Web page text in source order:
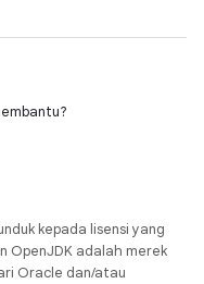
kepada lisensi yang
OpenJDK adalah merek
Oracle dan/atau